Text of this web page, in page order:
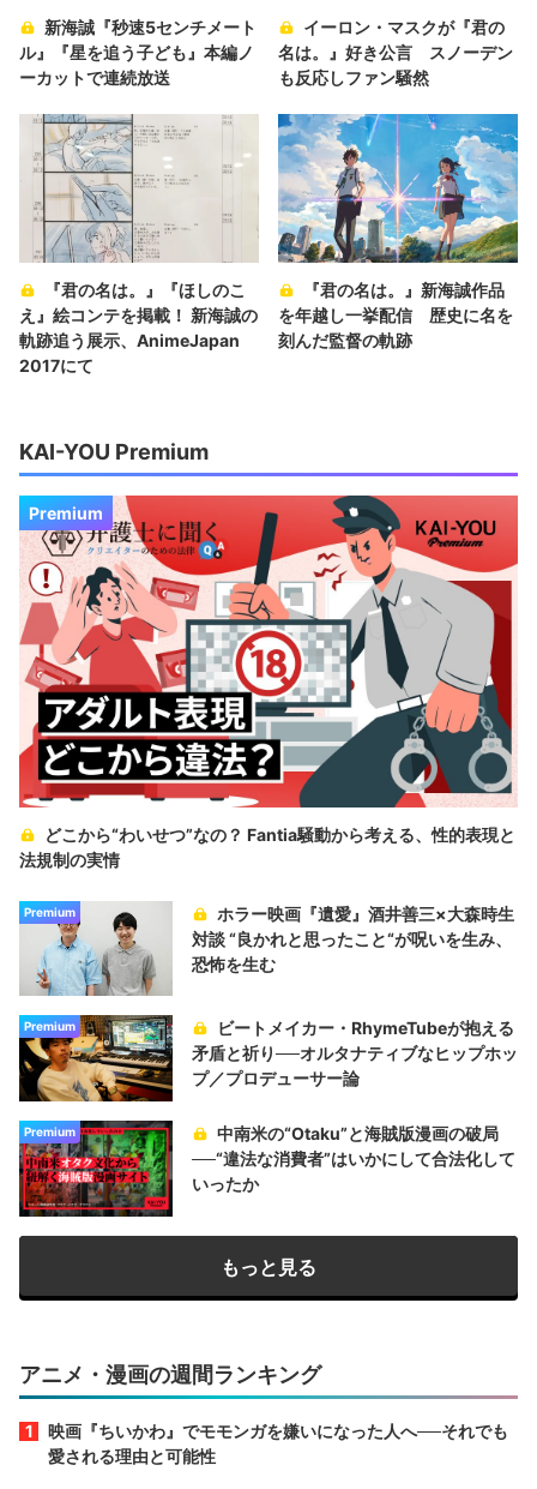
新海誠『秒速5センチメート
ル』『星を追う子ども』本編ノ
ーカットで連続放送
イーロン・マスクが『君の
名は。』好き公言 スノーデン
も反応しファン騒然
『君の名は。』『ほしのこ
え』絵コンテを掲載！ 新海誠の
軌跡追う展示、AnimeJapan
2017にて
『君の名は。』新海誠作品
を年越し一挙配信 歴史に名を
刻んだ監督の軌跡
KAI-YOU Premium
Premium
どこから“わいせつ”なの？ Fantia騒動から考える、性的表現と
法規制の実情
Premium
ホラー映画『遺愛』酒井善三×大森時生
対談 “良かれと思ったこと“が呪いを生み、
恐怖を生む
Premium
ビートメイカー・RhymeTubeが抱える
矛盾と祈り──オルタナティブなヒップホッ
プ／プロデューサー論
Premium
中南米の“Otaku”と海賊版漫画の破局
──“違法な消費者”はいかにして合法化して
いったか
もっと見る
アニメ・漫画の週間ランキング
映画『ちいかわ』でモモンガを嫌いになった人へ──それでも
愛される理由と可能性